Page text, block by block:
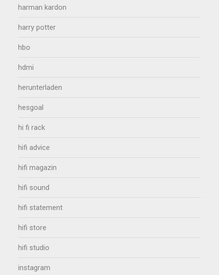
harman kardon
harry potter
hbo
hdmi
herunterladen
hesgoal
hi fi rack
hifi advice
hifi magazin
hifi sound
hifi statement
hifi store
hifi studio
instagram